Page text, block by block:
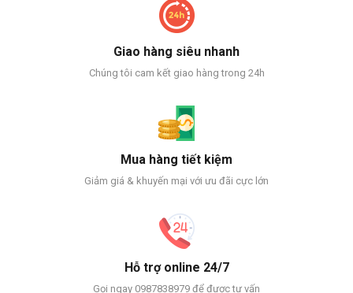
Giao hàng siêu nhanh
Chúng tôi cam kết giao hàng trong 24h
Mua hàng tiết kiệm
Giảm giá & khuyến mại với ưu đãi cực lớn
Hỗ trợ online 24/7
Gọi ngay 0987838979 để được tư vấn